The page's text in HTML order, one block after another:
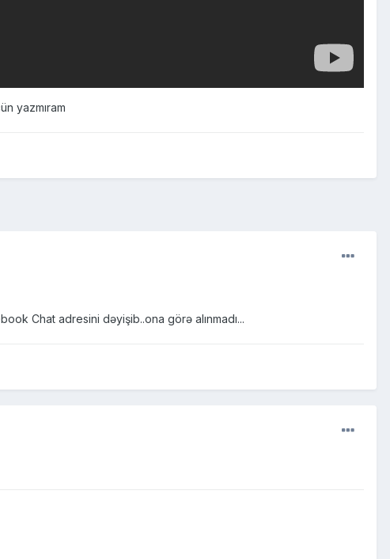
yazmıram
Chat adresini dəyişib..ona görə alınmadı...